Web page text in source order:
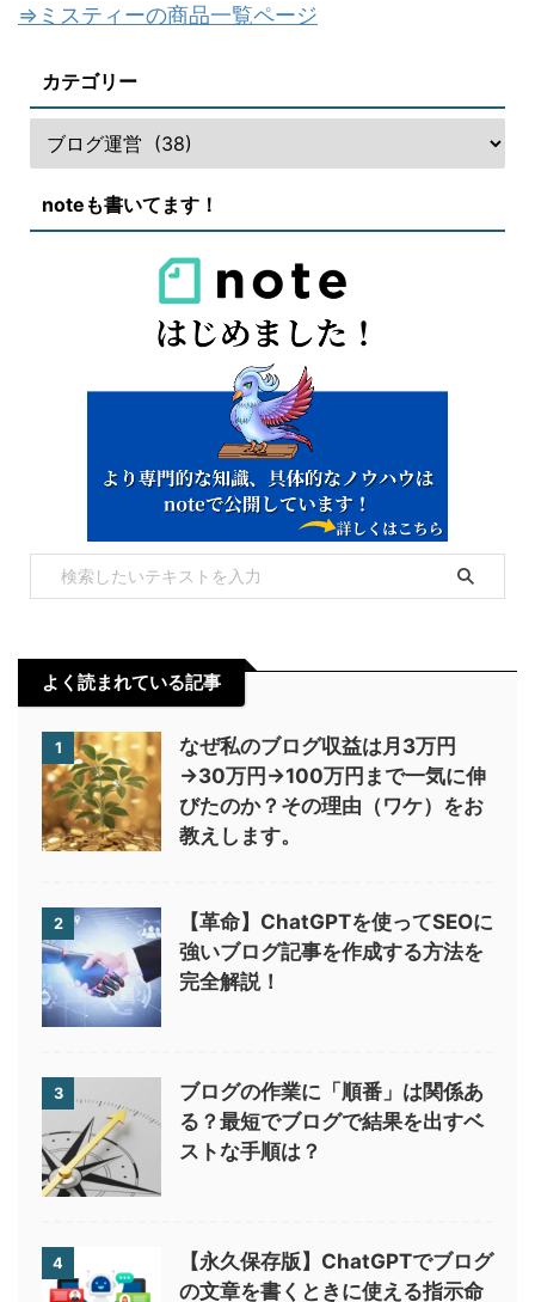
⇒ミスティーの商品一覧ページ
カテゴリー
noteも書いてます！
よく読まれている記事
1
なぜ私のブログ収益は月3万円
→30万円→100万円まで一気に伸
びたのか？その理由（ワケ）をお
教えします。
2
【革命】ChatGPTを使ってSEOに
強いブログ記事を作成する方法を
完全解説！
3
ブログの作業に「順番」は関係あ
る？最短でブログで結果を出すベ
ストな手順は？
4
【永久保存版】ChatGPTでブログ
の文章を書くときに使える指示命